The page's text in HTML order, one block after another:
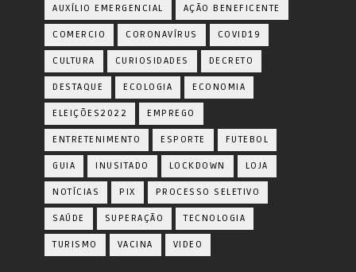
AUXÍLIO EMERGENCIAL AÇÃO BENEFICENTE
COMERCIO CORONAVÍRUS COVID19
CULTURA CURIOSIDADES DECRETO
DESTAQUE ECOLOGIA ECONOMIA
ELEIÇÕES2022 EMPREGO
ENTRETENIMENTO ESPORTE FUTEBOL
GUIA INUSITADO LOCKDOWN LOJA
NOTÍCIAS PIX PROCESSO SELETIVO
SAÚDE SUPERAÇÃO TECNOLOGIA
TURISMO VACINA VIDEO